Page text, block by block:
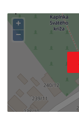
+
−